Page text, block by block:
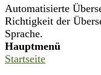
Automatisierte
Richtigkeit der
Sprache.
Hauptmenü
Startseite